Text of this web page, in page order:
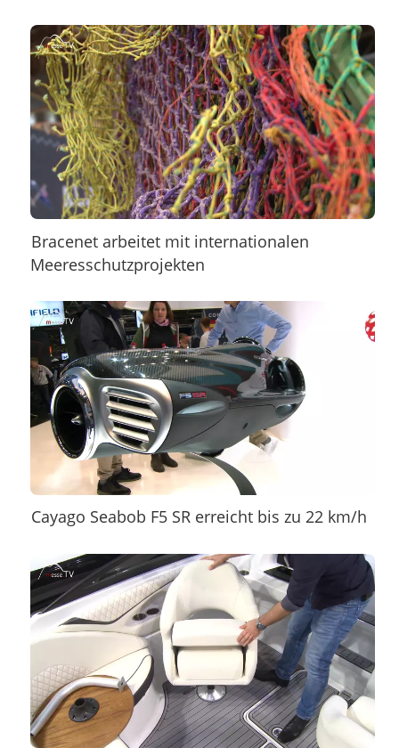
Bracenet arbeitet mit internationalen
Meeresschutzprojekten
Cayago Seabob F5 SR erreicht bis zu 22 km/h